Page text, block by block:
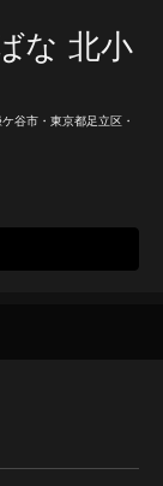
な 北小
谷市・東京都足立区・